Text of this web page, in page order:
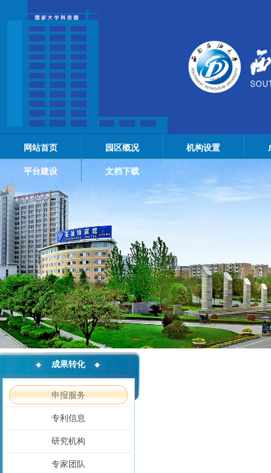
网站首页 园区概况 机构设置
平台建设 文档下载
成果转化
申报服务
专利信息
研究机构
专家团队